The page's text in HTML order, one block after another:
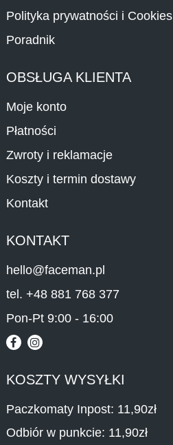
Polityka prywatności i Cookies
Poradnik
OBSŁUGA KLIENTA
Moje konto
Płatności
Zwroty i reklamacje
Koszty i termin dostawy
Kontakt
KONTAKT
hello@faceman.pl
tel. +48 881 768 377
Pon-Pt 9:00 - 16:00
KOSZTY WYSYŁKI
Paczkomaty Inpost: 11,90zł
Odbiór w punkcie: 11,90zł